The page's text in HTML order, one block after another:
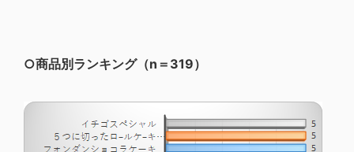
○商品別ランキング（n＝319）